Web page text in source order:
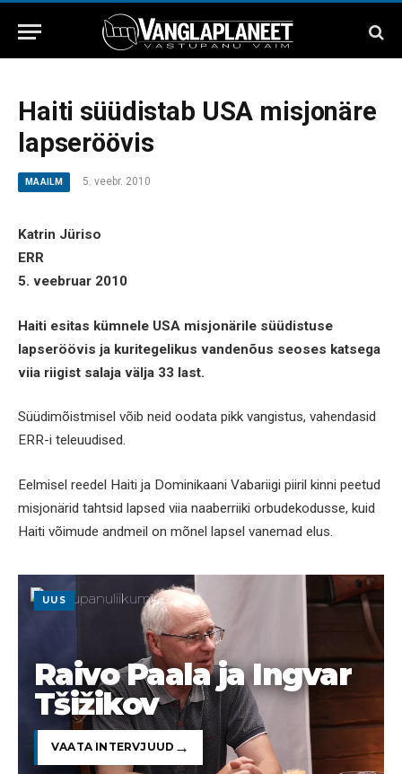
Haiti süüdistab USA misjonäre
lapseröövis
MAAILM 5. veebr. 2010
Katrin Jüriso
ERR
5. veebruar 2010
Haiti esitas kümnele USA misjonärile süüdistuse
lapseröövis ja kuritegelikus vandenõus seoses katsega
viia riigist salaja välja 33 last.
Süüdimõistmisel võib neid oodata pikk vangistus, vahendasid
ERR-i teleuudised.
Eelmisel reedel Haiti ja Dominikaani Vabariigi piiril kinni peetud
misjonärid tahtsid lapsed viia naaberriiki orbudekodusse, kuid
Haiti võimude andmeil on mõnel lapsel vanemad elus.
UUS
Raivo Paala ja Ingvar
Tšižikov
VAATA INTERVJUUD